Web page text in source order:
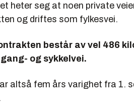
heter seg at noen private
og driftes som fylkesvei.
består av vel 486
og sykkelvei.
altså fem års varighet fra 1.